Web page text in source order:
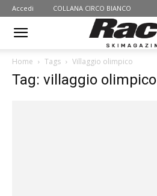
Accedi COLLANA CIRCO BIANCO
Home Tags Villaggio olimpico
Tag: villaggio olimpico